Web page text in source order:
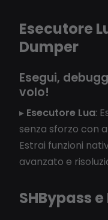
Esecutore
Dumper
Esegui,
volo!
▸ Esecutore Lua:
senza sforzo con
Estrai funzioni
avanzato e
SHBypass